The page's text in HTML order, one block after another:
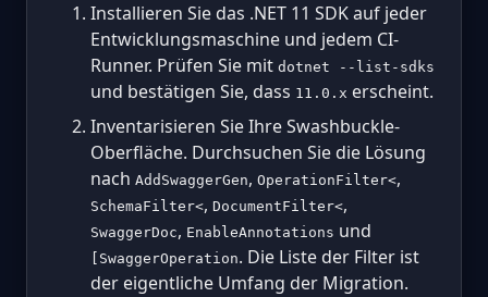
Installieren Sie das .NET 11 SDK auf jeder
Entwicklungsmaschine und jedem CI-
Runner. Prüfen Sie mit dotnet --list-sdks
und bestätigen Sie, dass 11.0.x erscheint.
Inventarisieren Sie Ihre Swashbuckle-
Oberfläche. Durchsuchen Sie die Lösung
nach AddSwaggerGen, OperationFilter<,
SchemaFilter<, DocumentFilter<,
SwaggerDoc, EnableAnnotations und
[SwaggerOperation. Die Liste der Filter ist
der eigentliche Umfang der Migration.